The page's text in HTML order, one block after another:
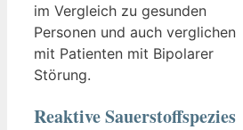
im Vergleich zu gesunden
Personen und auch verglichen
mit Patienten mit Bipolarer
Störung.
Reaktive Sauerstoffspezies